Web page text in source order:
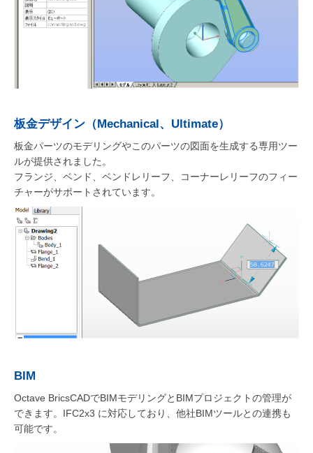
板金デザイン（Mechanical、Ultimate）
板金パーツのモデリングやこのパーツの図面を生成する専用ツー
ルが提供されました。
フランジ、ベンド、ベンドレリーフ、コーナーレリーフのフィー
チャーがサポートされています。
BIM
Octave BricsCADでBIMモデリングとBIMプロジェクトの管理が
できます。IFC2x3 に対応しており、他社BIMツールとの連携も
可能です。